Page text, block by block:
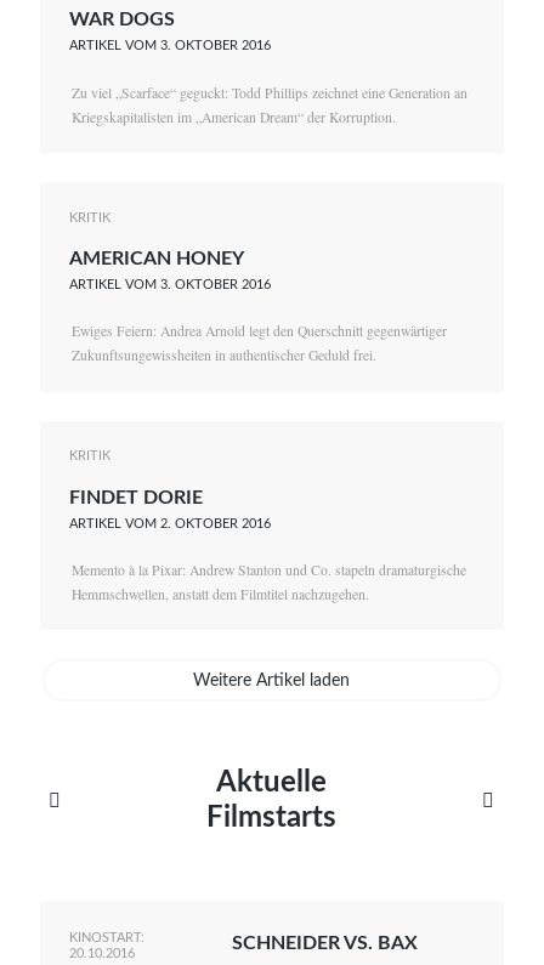
WAR DOGS
ARTIKEL VOM 3. OKTOBER 2016
Zu viel „Scarface“ geguckt: Todd Phillips zeichnet eine Generation an
Kriegskapitalisten im „American Dream“ der Korruption.
KRITIK
AMERICAN HONEY
ARTIKEL VOM 3. OKTOBER 2016
Ewiges Feiern: Andrea Arnold legt den Querschnitt gegenwärtiger
Zukunftsungewissheiten in authentischer Geduld frei.
KRITIK
FINDET DORIE
ARTIKEL VOM 2. OKTOBER 2016
Memento à la Pixar: Andrew Stanton und Co. stapeln dramaturgische
Hemmschwellen, anstatt dem Filmtitel nachzugehen.
Weitere Artikel laden

Aktuelle
Filmstarts

KINOSTART:
20.10.2016
SCHNEIDER VS. BAX